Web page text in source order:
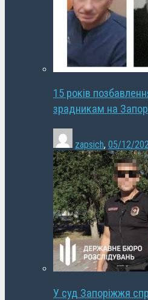
15 років
зрадникам на
zapsich, 05/12/
У суд Запоріжжя